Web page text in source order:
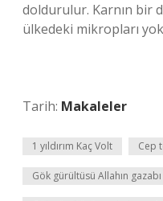
doldurulur. Karnın bir
ülkedeki mikropları
Tarih: Makaleler
1 yıldırım Kaç Volt Cep
Gök gürültüsü Allahın gazabı